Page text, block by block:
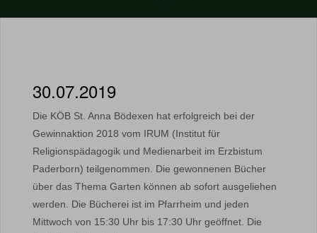
30.07.2019
Die KÖB St. Anna Bödexen hat erfolgreich bei der
Gewinnaktion 2018 vom IRUM (Institut für
Religionspädagogik und Medienarbeit im Erzbistum
Paderborn) teilgenommen. Die gewonnenen Bücher
über das Thema Garten können ab sofort ausgeliehen
werden. Die Bücherei ist im Pfarrheim und jeden
Mittwoch von 15:30 Uhr bis 17:30 Uhr geöffnet. Die